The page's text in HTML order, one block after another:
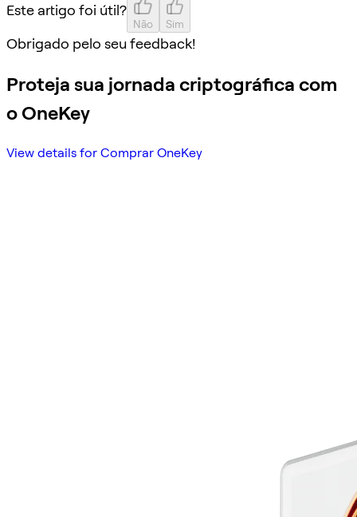
Este artigo foi útil?
Não Sim
Obrigado pelo seu feedback!
Proteja sua jornada criptográfica com
o OneKey
View details for Comprar OneKey